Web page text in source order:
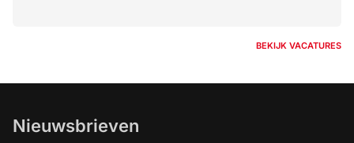
BEKIJK VACATURES
Nieuwsbrieven